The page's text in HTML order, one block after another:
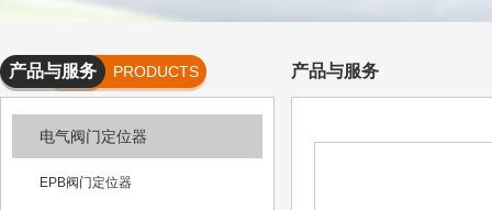
产品与服务
PRODUCTS
SERVICES
电气阀门定位器
EPB阀门定位器
产品与服务